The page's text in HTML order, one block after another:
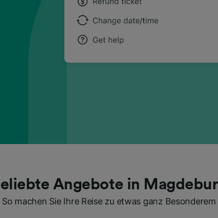
Angebote in
So machen Sie Ihre Reise zu etwas ganz Besonderem